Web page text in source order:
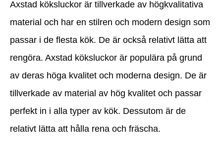
Axstad köksluckor är tillverkade av högkvalitativa
material och har en stilren och modern design som
passar i de flesta kök. De är också relativt lätta att
rengöra. Axstad köksluckor är populära på grund
av deras höga kvalitet och moderna design. De är
tillverkade av material av hög kvalitet och passar
perfekt in i alla typer av kök. Dessutom är de
relativt lätta att hålla rena och fräscha.